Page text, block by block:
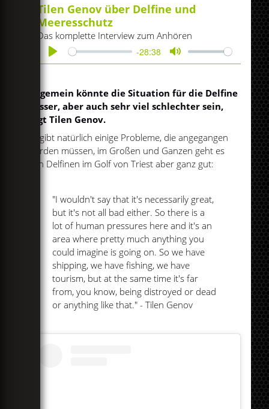
Tilen Genov über Delfine und
Meeresschutz
Das komplette Interview zum Anhören
Play
-28:38
Mute
Allgemein könnte die Situation für die Delfine
besser, aber auch sehr viel schlechter sein,
sagt Tilen Genov.
Es gibt natürlich einige Probleme, die angegangen
werden müssen, im Großen und Ganzen geht es
den Delfinen im Golf von Triest aber ganz gut:
"I wouldn't say that it's necessarily great,
but it's not all bad either. So there is a
lot of human pressures here and it's an
area where pretty much anything you
could imagine is going on. So we have
shipping, we have fishing, we have
tourism, but at the same time it's far
from, you know, being distroyed or dead
or anything like that." - Tilen Genov